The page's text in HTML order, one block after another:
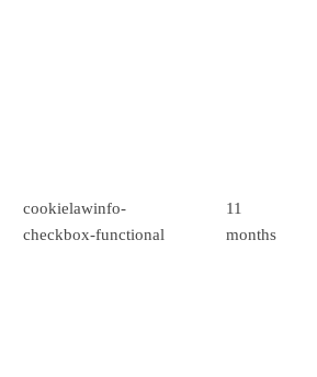
cookielawinfo-
checkbox-functional
11
months